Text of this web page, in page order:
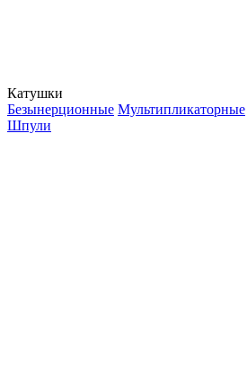
Катушки
Безынерционные Мультипликаторные
Шпули